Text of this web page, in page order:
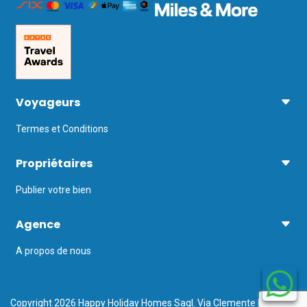
Voyageurs
Termes et Conditions
Propriétaires
Publier votre bien
Agence
A propos de nous
Copyright 2026 Happy Holiday Homes Sagl. Via Clemente Maraini 5